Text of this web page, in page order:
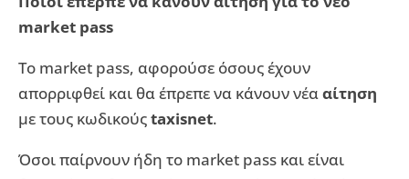
market pass
Το market pass, αφορούσε όσους έχουν
απορριφθεί και θα έπρεπε να κάνουν νέααίτηση
με τους κωδικούςtaxisnet.
Όσοι παίρνουν ήδη το market pass και είναι